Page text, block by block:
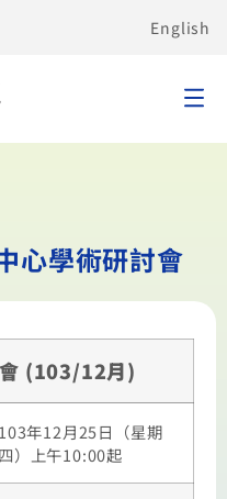
English
心學術研討會
(103/12月)
103年12月25日（星期
四）上午10:00起